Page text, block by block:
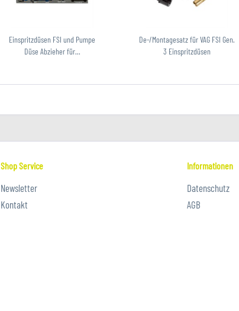
Einspritzdüsen FSI und Pumpe
Düse Abzieher für...
De-/Montagesatz für VAG FSI Gen.
3 Einspritzdüsen
Shop Service
Newsletter
Kontakt
Informationen
Datenschutz
AGB